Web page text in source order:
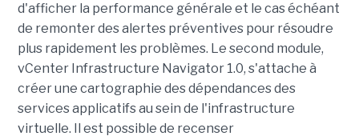
d'afficher la performance générale et le cas échéant
de remonter des alertes préventives pour résoudre
plus rapidement les problèmes. Le second module,
vCenter Infrastructure Navigator 1.0, s'attache à
créer une cartographie des dépendances des
services applicatifs au sein de l'infrastructure
virtuelle. Il est possible de recenser